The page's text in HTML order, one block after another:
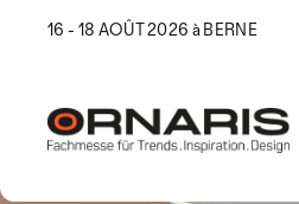
16 - 18 AOÛT 2026 à BERNE